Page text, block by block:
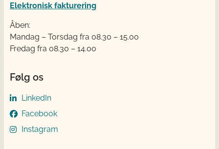
Elektronisk fakturering
Åben:
Mandag – Torsdag fra 08.30 – 15.00
Fredag fra 08.30 – 14.00
Følg os
LinkedIn
Facebook
Instagram